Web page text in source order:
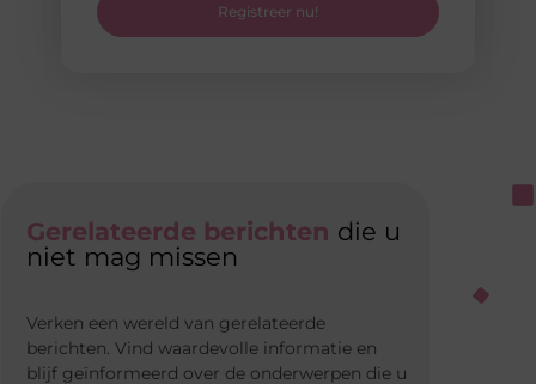
Registreer nu!
Gerelateerde berichten die u
niet mag missen
Verken een wereld van gerelateerde
berichten. Vind waardevolle informatie en
blijf geïnformeerd over de onderwerpen die u